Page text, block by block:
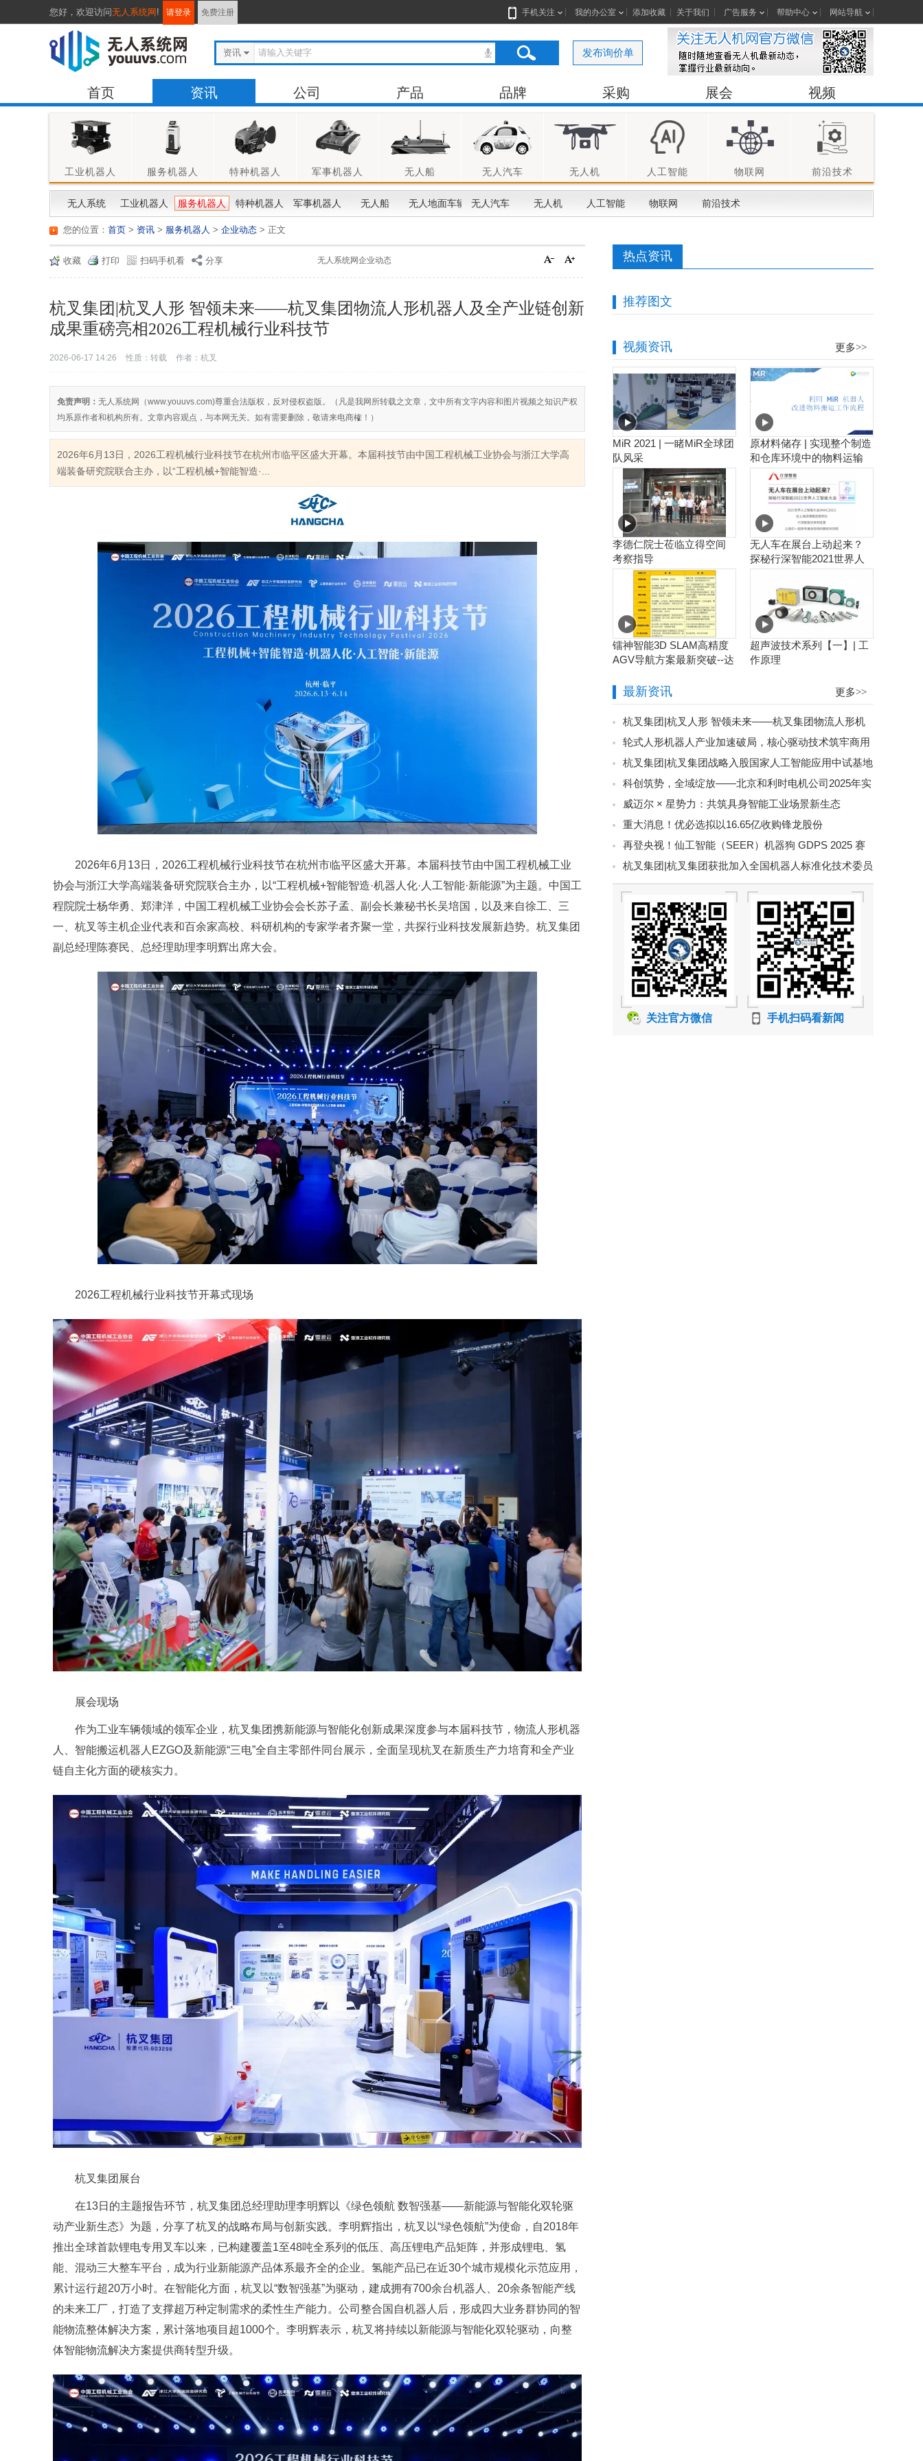
您好， 欢迎访问无人系统网 ! 请登录 免费注册 手机关注 我的办公室 添加收藏 关于我们 广告服务 帮助中心 网站导航
资讯 发布询价单
首页 资讯 公司 产品 品牌 采购 展会 视频
工业机器人 服务机器人 特种机器人 军事机器人 无人船 无人汽车 无人机 人工智能 物联网 前沿技术
无人系统 工业机器人 服务机器人 特种机器人 军事机器人 无人船 无人地面车辆 无人汽车 无人机 人工智能 物联网 前沿技术
您的位置： 首页 > 资讯 > 服务机器人 > 企业动态 > 正文
收藏 打印 扫码手机看 分享 无人系统网企业动态
杭叉集团|杭叉人形 智领未来——杭叉集团物流人形机器人及全产业链创新
成果重磅亮相2026工程机械行业科技节
2026-06-17 14:26 性质：转载 作者：杭叉
免责声明： 无人系统网（www.youuvs.com)尊重合法版权，反对侵权盗版。（凡是我网所转载之文章，文中所有文字内容和图片视频之知识产权
均系原作者和机构所有。文章内容观点，与本网无关。如有需要删除，敬请来电商榷！）
2026年6月13日，2026工程机械行业科技节在杭州市临平区盛大开幕。本届科技节由中国工程机械工业协会与浙江大学高
端装备研究院联合主办，以“工程机械+智能智造·...
2026年6月13日，2026工程机械行业科技节在杭州市临平区盛大开幕。本届科技节由中国工程机械工业
协会与浙江大学高端装备研究院联合主办，以“工程机械+智能智造·机器人化·人工智能·新能源”为主题。中国工
程院院士杨华勇、郑津洋，中国工程机械工业协会会长苏子孟、副会长兼秘书长吴培国，以及来自徐工、三
一、杭叉等主机企业代表和百余家高校、科研机构的专家学者齐聚一堂，共探行业科技发展新趋势。杭叉集团
副总经理陈赛民、总经理助理李明辉出席大会。
2026工程机械行业科技节开幕式现场
展会现场
作为工业车辆领域的领军企业，杭叉集团携新能源与智能化创新成果深度参与本届科技节，物流人形机器
人、智能搬运机器人EZGO及新能源“三电”全自主零部件同台展示，全面呈现杭叉在新质生产力培育和全产业
链自主化方面的硬核实力。
杭叉集团展台
在13日的主题报告环节，杭叉集团总经理助理李明辉以《绿色领航 数智强基——新能源与智能化双轮驱
动产业新生态》为题，分享了杭叉的战略布局与创新实践。李明辉指出，杭叉以“绿色领航”为使命，自2018年
推出全球首款锂电专用叉车以来，已构建覆盖1至48吨全系列的低压、高压锂电产品矩阵，并形成锂电、氢
能、混动三大整车平台，成为行业新能源产品体系最齐全的企业。氢能产品已在近30个城市规模化示范应用，
累计运行超20万小时。在智能化方面，杭叉以“数智强基”为驱动，建成拥有700余台机器人、20余条智能产线
的未来工厂，打造了支撑超万种定制需求的柔性生产能力。公司整合国自机器人后，形成四大业务群协同的智
能物流整体解决方案，累计落地项目超1000个。李明辉表示，杭叉将持续以新能源与智能化双轮驱动，向整
体智能物流解决方案提供商转型升级。
热点资讯
推荐图文
视频资讯 更多>>
MiR 2021 | 一睹MiR全球团
队风采
原材料储存 | 实现整个制造
和仓库环境中的物料运输
工作流程自动化
李德仁院士莅临立得空间
考察指导
无人车在展台上动起来？
探秘行深智能2021世界人
工智能大会
镭神智能3D SLAM高精度
AGV导航方案最新突破--达
超声波技术系列【一】| 工
作原理
最新资讯 更多>>
杭叉集团|杭叉人形 智领未来——杭叉集团物流人形机
器人及全产业链创新成果重磅亮相2026工程机械行业科技
节
轮式人形机器人产业加速破局，核心驱动技术筑牢商用
根基杭叉集团|杭叉集团战略入股国家人工智能应用中试基地
以工业底蕴赋能具身智能新生态
科创筑势，全域绽放——北京和利时电机公司2025年实
力价值图鉴
威迈尔 × 星势力：共筑具身智能工业场景新生态
重大消息！优必选拟以16.65亿收购锋龙股份
再登央视！仙工智能（SEER）机器狗 GDPS 2025 赛
场挑战极限救援
杭叉集团|杭叉集团获批加入全国机器人标准化技术委员
会人形机器人标准工作组
关注官方微信 手机扫码看新闻